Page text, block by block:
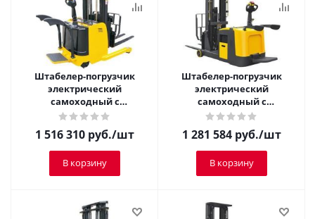
Штабелер-погрузчик
электрический
самоходный с
платформой TOR 1,5 т 4,5
м CQDH15A-I
1 516 310 руб./шт
В корзину
Штабелер-погрузчик
электрический
самоходный с
платформой TOR 1,5 т 4,5
м CPD15R
1 281 584 руб./шт
В корзину